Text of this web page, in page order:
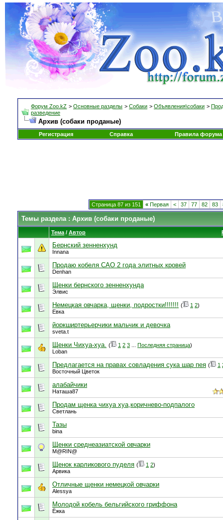
Форум Zoo.kZ > Основные разделы > Собаки > Объявления\собаки >
разведение
Архив (собаки проданые)
Регистрация Справка Правила форума
Страница 87 из 151 « Первая < 37 77 82 83
Темы раздела: Архив (собаки проданые)
Тема / Автор
Бернский зенненхунд
Innana
Продаю кобеля САО 2 года элитных кровей
Denhan
Щенки бернского зенненхунда
Элвис
Немецкая овчарка, щенки, подростки!!!!!!! ( 1 2)
Евка
йоркширтерьерчики мальчик и девочка
sveta.t
Щенки Чихуа-хуа. ( 1 2 3 Последняя страница)
Loban
Предлагается на правах совладения сука шар пея ( 1
Восточный Цветок
алабайчики
Наташа87
Продам щенка чихуа хуа,коричнево-подпалого
Светлань
Тазы
bina
Щенки среднеазиатской овчарки
M@RIN@
Щенок карликового пуделя ( 1 2)
Арвика
Отличные щенки немецкой овчарки
Alessya
Молодой кобель бельгийского гриффона
Ёжка